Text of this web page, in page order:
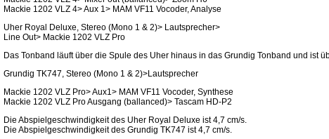
Mackie 1202 VLZ 4> Aux 1> MAM VF11 Vocoder, Analyse
Uher Royal Deluxe, Stereo (Mono 1 & 2)> Lautsprecher>
Line Out> Mackie 1202 VLZ Pro
Das Tonband läuft über die Spule des Uher hinaus in das Grundig Tonband und ist
Grundig TK747, Stereo (Mono 1 & 2)>Lautsprecher
Mackie 1202 VLZ Pro> Aux1> MAM VF11 Vocoder, Synthese
Mackie 1202 VLZ Pro Ausgang (ballanced)> Tascam HD-P2
Die Abspielgeschwindigkeit des Uher Royal Deluxe ist 4,7 cm/s.
Die Abspielgeschwindigkeit des Grundig TK747 ist 4,7 cm/s.